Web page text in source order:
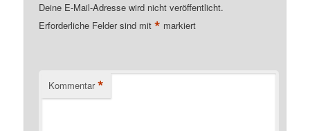
Deine E-Mail-Adresse wird nicht veröffentlicht.
Erforderliche Felder sind mit* markiert
Kommentar *